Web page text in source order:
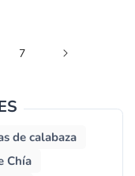
7
de calabaza
Chía